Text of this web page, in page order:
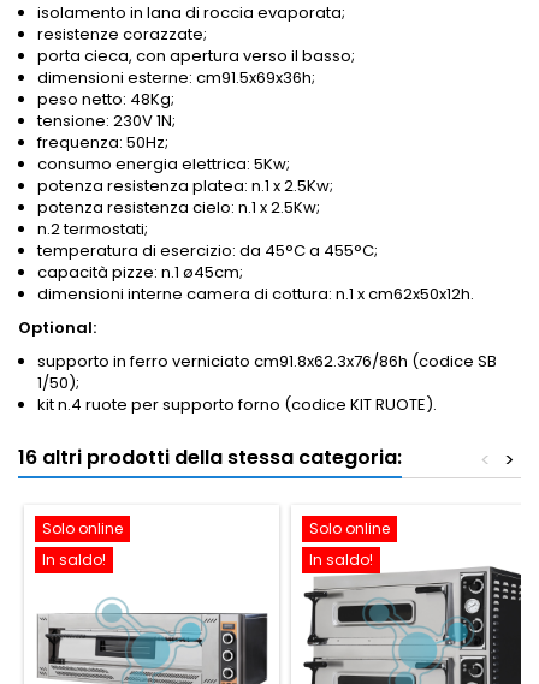
isolamento in lana di roccia evaporata;
resistenze corazzate;
porta cieca, con apertura verso il basso;
dimensioni esterne: cm91.5x69x36h;
peso netto: 48Kg;
tensione: 230V 1N;
frequenza: 50Hz;
consumo energia elettrica: 5Kw;
potenza resistenza platea: n.1 x 2.5Kw;
potenza resistenza cielo: n.1 x 2.5Kw;
n.2 termostati;
temperatura di esercizio: da 45°C a 455°C;
capacità pizze: n.1 ø45cm;
dimensioni interne camera di cottura: n.1 x cm62x50x12h.
Optional:
supporto in ferro verniciato cm91.8x62.3x76/86h (codice SB
1/50);
kit n.4 ruote per supporto forno (codice KIT RUOTE).
16 altri prodotti della stessa categoria: >
<
Solo online
In saldo!
Solo online
In saldo!